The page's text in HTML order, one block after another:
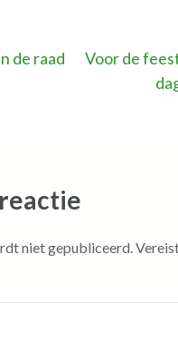
de raad
Voor de
niet gepubliceerd.